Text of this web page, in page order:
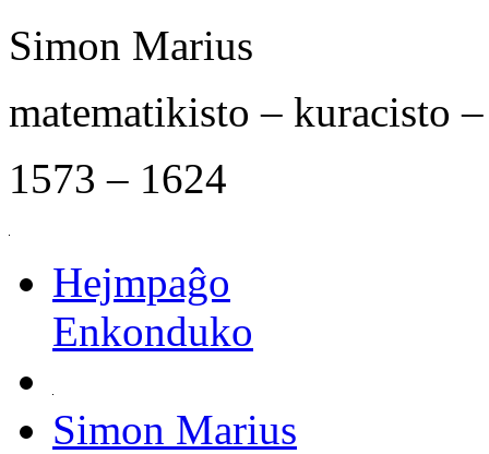
Simon Marius
matematikisto – kuracisto
1573 – 1624
Hejmpaĝo
Enkonduko
Simon Marius